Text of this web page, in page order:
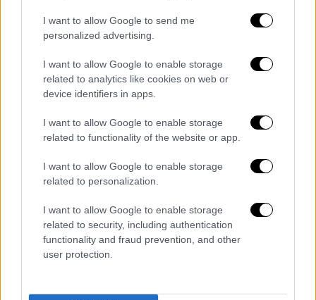
I want to allow Google to send me
personalized advertising.
I want to allow Google to enable storage
related to analytics like cookies on web or
device identifiers in apps.
I want to allow Google to enable storage
related to functionality of the website or app.
I want to allow Google to enable storage
related to personalization.
I want to allow Google to enable storage
related to security, including authentication
functionality and fraud prevention, and other
user protection.
Σύμφωνα με πληροφορίες του MEGA το
διαρρήκτες, ωστόσο οφύλακαςδεν τους
αντιλήφθηκε.